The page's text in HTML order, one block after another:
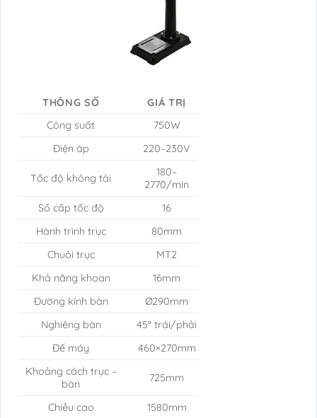
THÔNG SỐ
GIÁ TRỊ
Công suất
750W
Điện áp
220–230V
Tốc độ không tải
180–
2770/min
Số cấp tốc độ
16
Hành trình trục
80mm
Chuôi trục
MT2
Khả năng khoan
16mm
Đường kính bàn
Ø290mm
Nghiêng bàn
45° trái/phải
Đế máy
460×270mm
Khoảng cách trục –
bàn
725mm
Chiều cao
1580mm